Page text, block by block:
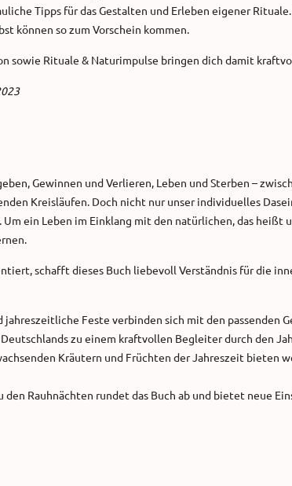
Tipps für das Gestalten und Erleben eigener
können so zum Vorschein kommen.
sowie Rituale & Naturimpulse bringen dich damit
Gewinnen und Verlieren, Leben und Sterben –
Kreisläufen. Doch nicht nur unser individuelles
Um ein Leben im Einklang mit den natürlichen, das heißt
schafft dieses Buch liebevoll Verständnis für die
Feste verbinden sich mit den passenden
zu einem kraftvollen Begleiter durch den
Kräutern und Früchten der Jahreszeit bieten
Rauhnächten rundet das Buch ab und bietet neue